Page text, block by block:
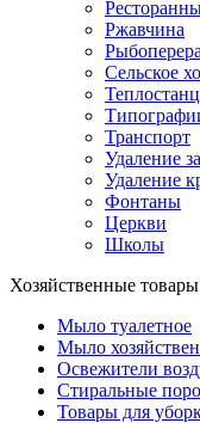
Ржавчина
Сельское
Транспорт
Удаление
Удаление
Фонтаны
Церкви
Школы
Хозяйственные товары
Мыло туалетное
Мыло
Освежители
Стиральные
Товары для